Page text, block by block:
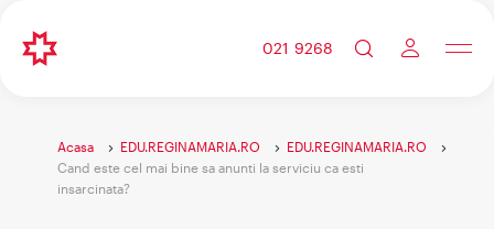
021 9268
Acasa EDU.REGINAMARIA.RO
EDU.REGINAMARIA.RO
Cand este cel mai bine sa anunti la serviciu ca esti
insarcinata?